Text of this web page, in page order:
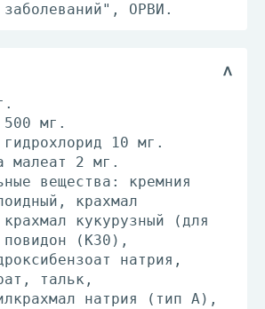
заболеваний", ОРВИ.
500 мг.
гидрохлорид 10 мг.
малеат 2 мг.
вещества: кремния
крахмал
кукурузный (для
(К30),
натрия,
тальк,
натрия (тип А),